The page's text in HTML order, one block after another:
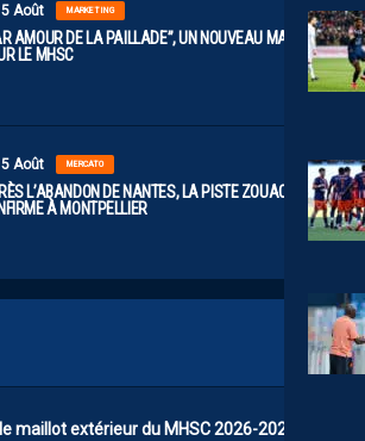
5 Août MARKETING
AMOUR DE LA PAILLADE”, UN NOUVEAU MAILLOT
LE MHSC
5 Août MERCATO
L’ABANDON DE NANTES, LA PISTE ZOUAOUI SE
À MONTPELLIER
maillot extérieur du MHSC 2026-2027 ?